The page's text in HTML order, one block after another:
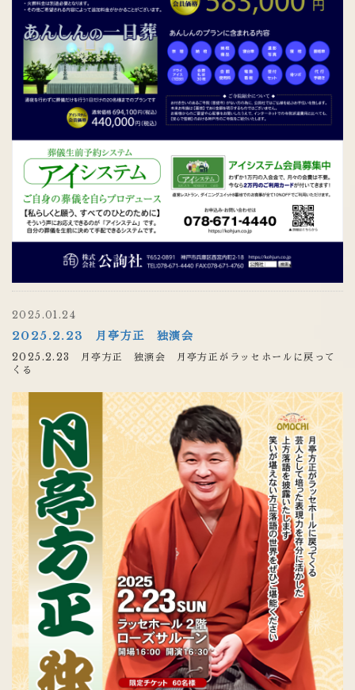
2025.01.24
2025.2.23 月亭方正 独演会
2025.2.23 月亭方正 独演会 月亭方正がラッセホールに戻って
くる